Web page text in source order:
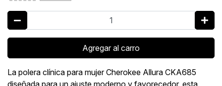
Agregar al carro
La polera clínica para mujer Cherokee Allura CKA685
diseñada para un ajuste moderno y favorecedor, esta